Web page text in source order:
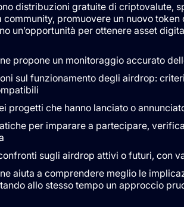
distribuzioni gratuite di criptovalute,
community, promuovere un nuovo
un’opportunità per ottenere asset
propone un monitoraggio accurato
sul funzionamento degli airdrop:
progetti che hanno lanciato o
per imparare a partecipare,
sugli airdrop attivi o futuri, con
aiuta a comprendere meglio le
allo stesso tempo un approccio